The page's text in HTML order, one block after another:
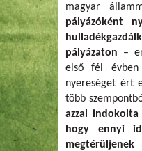
magyar
pályázóként
pályázaton –
első fél
nyereséget ért
több
azzal
hogy ennyi